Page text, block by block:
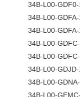
34B-L00-
34B-L00-
34B-L00-
34B-L00-
34B-L00-
34B-L00-
34B-L00-
34B-L00-